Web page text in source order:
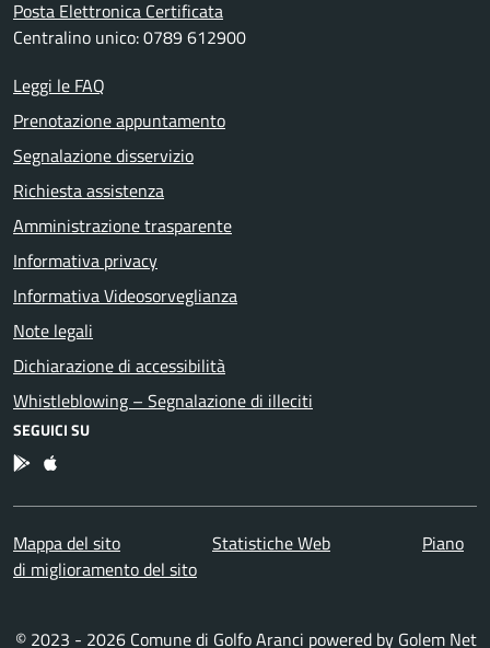
Posta Elettronica Certificata
Centralino unico: 0789 612900
Leggi le FAQ
Prenotazione appuntamento
Segnalazione disservizio
Richiesta assistenza
Amministrazione trasparente
Informativa privacy
Informativa Videosorveglianza
Note legali
Dichiarazione di accessibilità
Whistleblowing – Segnalazione di illeciti
SEGUICI SU
App Android
App IOS
Mappa del sito Statistiche Web
Piano
di miglioramento del sito
© 2023 - 2026 Comune di Golfo Aranci powered by Golem Net